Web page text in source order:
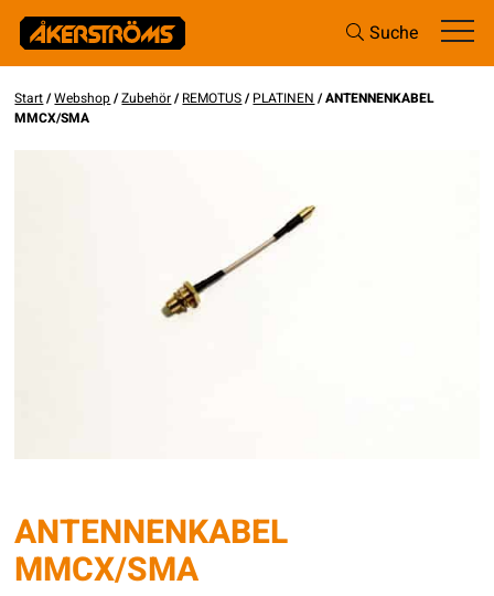
Suche
Start/Webshop/Zubehör/REMOTUS/PLATINEN / ANTENNENKABEL
MMCX/SMA
ANTENNENKABEL
MMCX/SMA